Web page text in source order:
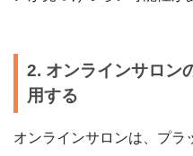
2. オンラインサロン
用する
オンラインサロンは、プラ